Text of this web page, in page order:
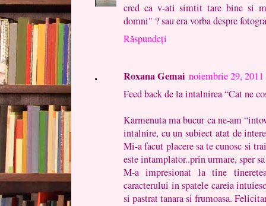
cred ca v-ati simtit tare bine si
domni" ? sau era vorba despre
Răspundeți
Roxana Gemai noiembrie 29, 2011
Feed back de la intalnirea “Cat ne
Karmenuta ma bucur ca ne-am
intalnire, cu un subiect atat de
Mi-a facut placere sa te cunosc si
este intamplator..prin urmare, sper
M-a impresionat la tine
caracterului in spatele careia
si pastrat tanara si frumoasa.